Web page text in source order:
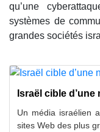
qu’une
systèmes de
grandes sociétés
Israël cible
Un média israélien
sites Web des plus